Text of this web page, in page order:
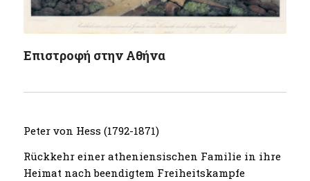
Επιστροφή στην Αθήνα
Peter von Hess (1792-1871)
Rückkehr einer atheniensischen Familie in ihre
Heimat nach beendigtem Freiheitskampfe